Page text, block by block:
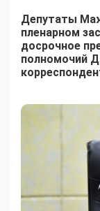
Депутаты
пленарном
досрочное
полномочий